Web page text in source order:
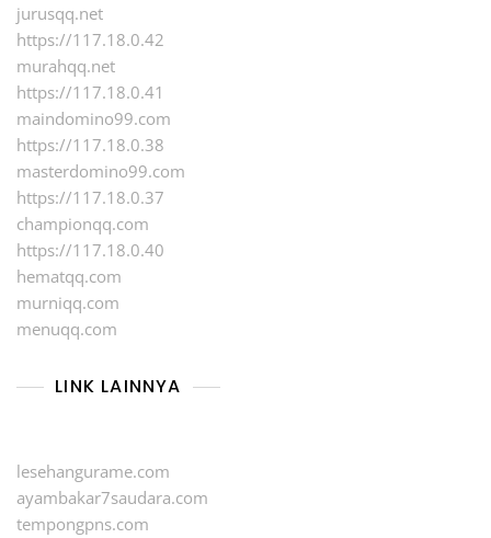
jurusqq.net
https://117.18.0.42
murahqq.net
https://117.18.0.41
maindomino99.com
https://117.18.0.38
masterdomino99.com
https://117.18.0.37
championqq.com
https://117.18.0.40
hematqq.com
murniqq.com
menuqq.com
LINK LAINNYA
lesehangurame.com
ayambakar7saudara.com
tempongpns.com